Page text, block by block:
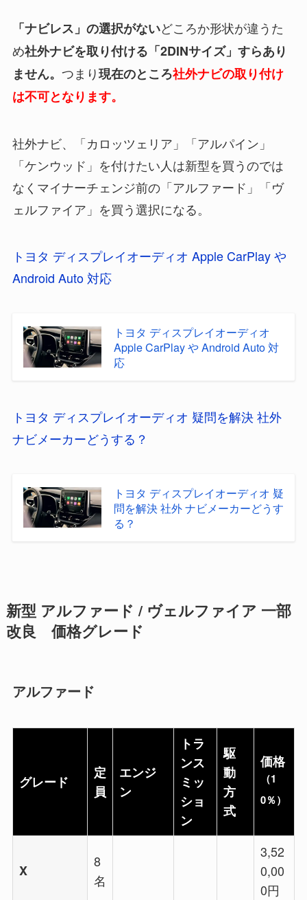
「ナビレス」の選択がないどころか形状が違うた
め社外ナビを取り付ける「2DINサイズ」すらあり
ません。 つまり現在のところ社外ナビの取り付け
は不可となります。
社外ナビ、「カロッツェリア」「アルパイン」
「ケンウッド」を付けたい人は新型を買うのでは
なくマイナーチェンジ前の「アルファード」「ヴ
ェルファイア」を買う選択になる。
トヨタ ディスプレイオーディオ Apple CarPlay や
Android Auto 対応
トヨタ ディスプレイオーディオ
Apple CarPlay や Android Auto 対
応
トヨタ ディスプレイオーディオ 疑問を解決 社外
ナビメーカーどうする？
トヨタ ディスプレイオーディオ 疑
問を解決 社外 ナビメーカーどうす
る？
新型 アルファード / ヴェルファイア 一部
改良 価格グレード
アルファード
グレード
定
員
エンジ
ン
トラ
ンス
ミッ
ショ
ン
駆
動
方
式
価格
（1
0％）
X
8
名
3,52
0,00
0円